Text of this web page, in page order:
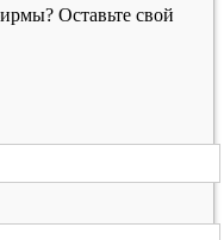
Оставьте свой